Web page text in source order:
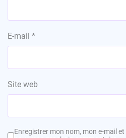
E-mail *
Site web
Enregistrer mon nom, mon e-mail